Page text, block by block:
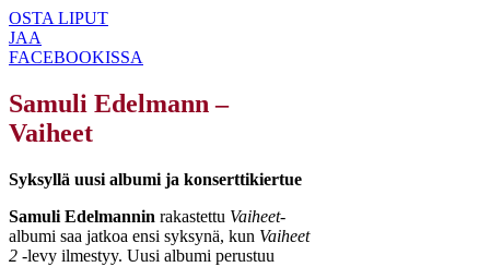
OSTA LIPUT
JAA
FACEBOOKISSA
Samuli Edelmann –
Vaiheet
Syksyllä uusi albumi ja konserttikiertue
Samuli Edelmannin rakastettu Vaiheet-
albumi saa jatkoa ensi syksynä, kun Vaiheet
2 -levy ilmestyy. Uusi albumi perustuu